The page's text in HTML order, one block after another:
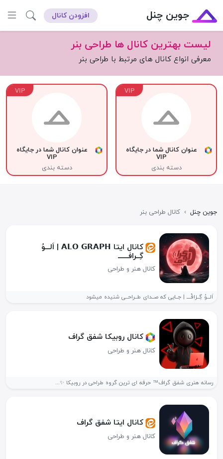
جوین چنل افزودن کانال
لیست بهترین کانال ها طراحی بنر
معرفی انواع کانال های مرتبط با طراحی بنر
VIP
عنوان کانال شما در جایگاه
VIP
دسته بندی
VIP
عنوان کانال شما در جایگاه
VIP
دسته بندی
جوین چنل › کانال طراحی بنر
کانال ایتا 𝗔𝗟𝗢 𝗚𝗥𝗔𝗣𝗛 | اَلـــوُ
گِــرافـــــــ
کانال هنر و طراحی
اَلـــوُ گِــرٰافْــــ | جــایی که صــدای طــراحــی شنیده میشود
کانال روبیکا شفق گراف
کانال هنر و طراحی
رسانه هنری شفق گراف™ حرفه ای ترین گروه طراحی در روبیکا ✨...
کانال ایتا شفق گراف
کانال هنر و طراحی